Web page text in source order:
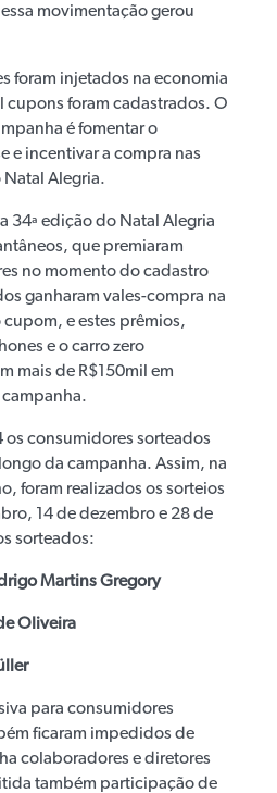
movimentação gerou
foram injetados na economia
cupons foram cadastrados. O
é fomentar o
e incentivar a compra nas
Natal Alegria.
34ª edição do Natal Alegria
que premiaram
no momento do cadastro
ganharam vales-compra na
e estes prêmios,
e o carro zero
mais de R$150mil em
os consumidores sorteados
da campanha. Assim, na
foram realizados os sorteios
14 de dezembro e 28 de
sorteados:
Martins Gregory
Oliveira
para consumidores
ficaram impedidos de
colaboradores e diretores
também participação de